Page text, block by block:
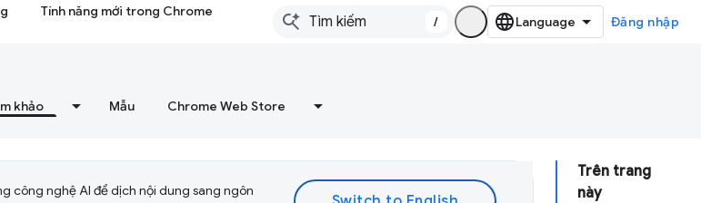
Tính năng mới trong Chrome
/ Đăng nhập
khảo Mẫu Chrome Web Store
Trên trang
này
công nghệ AI để dịch nội dung sang ngôn